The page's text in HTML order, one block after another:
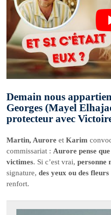
Demain nous
Georges (Mayel
protecteur avec
Martin, Aurore etKarim
commissariat : Aurore pense
victimes. Si c’est vrai,personne
signature,des yeux ou des fleurs
renfort.